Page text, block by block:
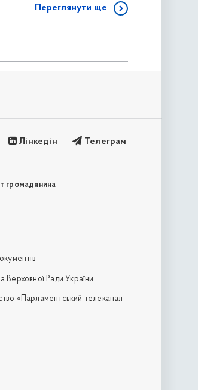
Переглянути ще
Лінкедін Телеграм
громадянина
Верховної Ради України
«Парламентський телеканал